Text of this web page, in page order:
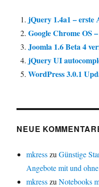
jQuery 1.4a1 –
Google Chrome OS
Joomla 1.6 Beta 4
jQuery UI
WordPress 3.0.1
NEUE
mkresszuGünstige
Angebote mit und
mkresszuNotebooks